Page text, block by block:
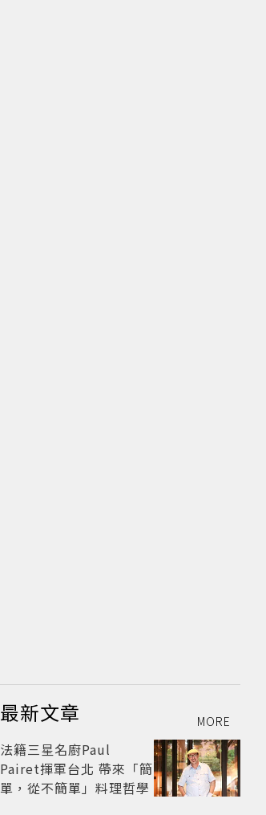
最新文章 MORE
法籍三星名廚Paul
Pairet揮軍台北 帶來「簡
單，從不簡單」料理哲學